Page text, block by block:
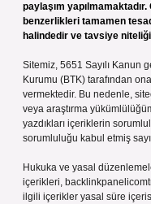
paylaşım
benzerlikleri tamamen
halindedir ve tavsiye
Sitemiz, 5651 Sayılı Kanun
Kurumu (BTK) tarafından
vermektedir. Bu nedenle,
veya araştırma
yazdıkları içeriklerin
sorumluluğu kabul etmiş
Hukuka ve yasal
içerikleri,
ilgili içerikler yasal süre